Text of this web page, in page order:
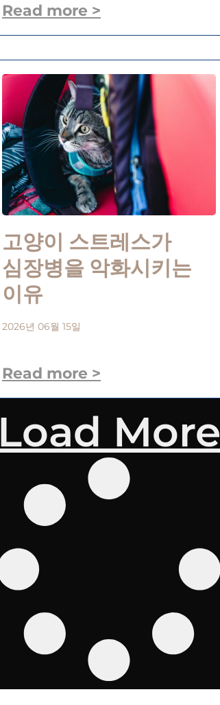
Read more >
고양이 스트레스가
심장병을 악화시키는
이유
2026년 06월 15일
Read more >
Load More